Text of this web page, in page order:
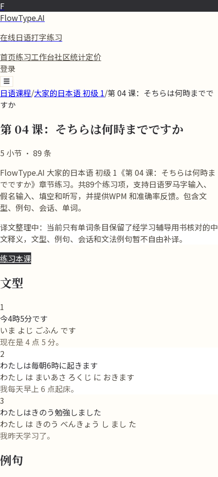
F
FlowType.AI
在线日语打字练习
首页练习工作台社区统计定价
登录
☰
日语课程/大家的日本语 初级 1/第 04 课：そちらは何時までで
すか
第 04 课：そちらは何時までですか
5 小节 · 89 条
FlowType.AI 大家的日本语 初级 1《第 04 课：そちらは何時ま
でですか》章节练习。共89个练习项，支持日语罗马字输入、
假名输入、填空和听写，并提供WPM 和准确率反馈。包含文
型、例句、会话、单词。
译文整理中：当前只有单词条目保留了经学习辅导用书核对的中
文释义，文型、例句、会话和文法例句暂不自由补译。
练习本课
文型
1
今4時5分です
いま よじ ごふん です
现在是 4 点 5 分。
2
わたしは毎朝6時に起きます
わたし は まいあさ ろくじ に おきます
我每天早上 6 点起床。
3
わたしはきのう勉強しました
わたし は きのう べんきょう し まし た
我昨天学习了。
例句